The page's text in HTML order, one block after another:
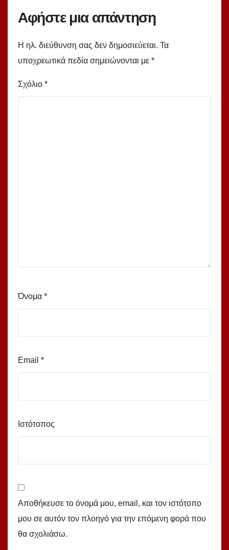
Αφήστε μια απάντηση
Η ηλ. διεύθυνση σας δεν δημοσιεύεται. Τα
υποχρεωτικά πεδία σημειώνονται με *
Σχόλιο *
Όνομα *
Email *
Ιστότοπος
Αποθήκευσε το όνομά μου, email, και τον ιστότοπο
μου σε αυτόν τον πλοηγό για την επόμενη φορά που
θα σχολιάσω.